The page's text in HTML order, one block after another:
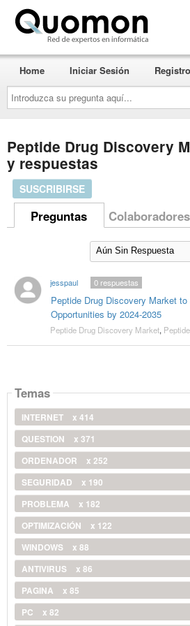
Introduzca
su
pregunta
aquí...
Home Iniciar Sesión Registro
Peptide Drug Discovery
y respuestas
SUSCRIBIRSE
Preguntas Colaboradores
jesspaul
Peptide Drug Discovery Market
Opportunities by 2024-2035
0respuestas
Peptide Drug Discovery Market,
Temas
INTERNET
x 414
QUESTION
x 371
ORDENADOR
x 252
SEGURIDAD
x 190
PROBLEMA
x 182
OPTIMIZACIÓN
x 122
WINDOWS
x 88
ANTIVIRUS
x 86
PAGINA
x 85
PC
x 82